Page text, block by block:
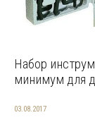
Набор
минимум для
03.08.2017